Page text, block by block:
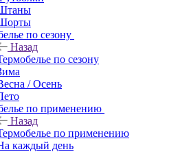
по сезону
Назад
по сезону
/ Осень
по применению
Назад
по применению
каждый день